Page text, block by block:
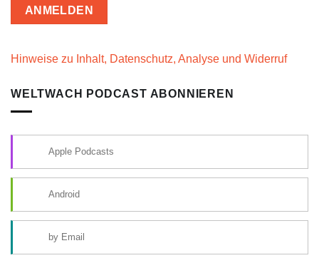
Hinweise zu Inhalt, Datenschutz, Analyse und Widerruf
WELTWACH PODCAST ABONNIEREN
Apple Podcasts
Android
by Email